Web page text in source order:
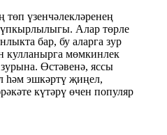
төп үзенчәлекләренең
Алар төрле
бар, бу аларга зур
кулланырга мөмкинлек
Өстәвенә, яссы
һәм эшкәртү җиңел,
күтәрү өчен популяр